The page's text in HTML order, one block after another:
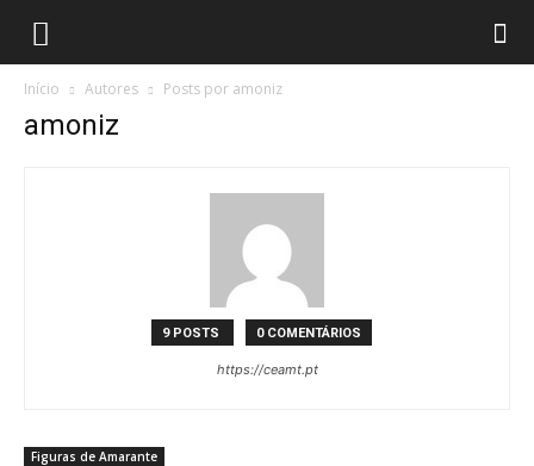
Início Autores Posts por amoniz
amoniz
9 POSTS 0 COMENTÁRIOS
https://ceamt.pt
Figuras de Amarante